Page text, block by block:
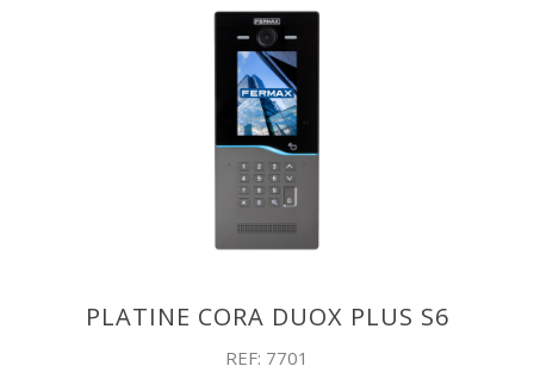
PLATINE CORA DUOX PLUS S6
REF: 7701